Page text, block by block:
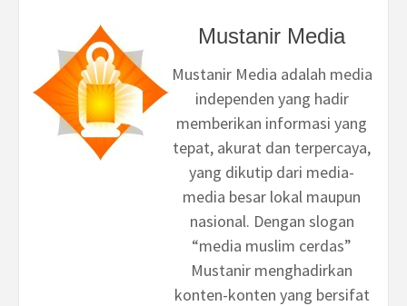
Mustanir Media
Mustanir Media adalah media
independen yang hadir
memberikan informasi yang
tepat, akurat dan terpercaya,
yang dikutip dari media-
media besar lokal maupun
nasional. Dengan slogan
“media muslim cerdas”
Mustanir menghadirkan
konten-konten yang bersifat